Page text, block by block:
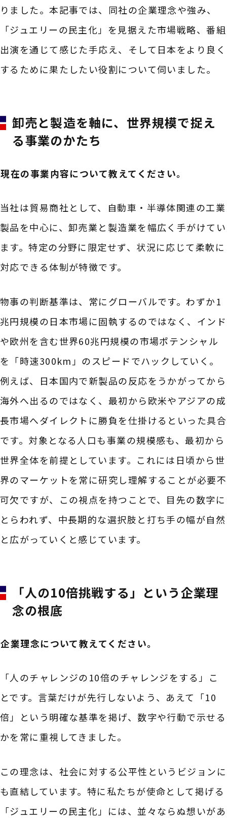
りました。本記事では、同社の企業理念や強み、
「ジュエリーの民主化」を見据えた市場戦略、番組
出演を通じて感じた手応え、そして日本をより良く
するために果たしたい役割について伺いました。
卸売と製造を軸に、世界規模で捉え
る事業のかたち
――現在の事業内容について教えてください。
当社は貿易商社として、自動車・半導体関連の工業
製品を中心に、卸売業と製造業を幅広く手がけてい
ます。特定の分野に限定せず、状況に応じて柔軟に
対応できる体制が特徴です。
物事の判断基準は、常にグローバルです。わずか1
兆円規模の日本市場に固執するのではなく、インド
や欧州を含む世界60兆円規模の市場ポテンシャル
を「時速300km」のスピードでハックしていく。
例えば、日本国内で新製品の反応をうかがってから
海外へ出るのではなく、最初から欧米やアジアの成
長市場へダイレクトに勝負を仕掛けるといった具合
です。対象となる人口も事業の規模感も、最初から
世界全体を前提としています。これには日頃から世
界のマーケットを常に研究し理解することが必要不
可欠ですが、この視点を持つことで、目先の数字に
とらわれず、中長期的な選択肢と打ち手の幅が自然
と広がっていくと感じています。
「人の10倍挑戦する」という企業理
念の根底
――企業理念について教えてください。
「人のチャレンジの10倍のチャレンジをする」こ
とです。言葉だけが先行しないよう、あえて「10
倍」という明確な基準を掲げ、数字や行動で示せる
かを常に重視してきました。
この理念は、社会に対する公平性というビジョンに
も直結しています。特に私たちが使命として掲げる
「ジュエリーの民主化」には、並々ならぬ想いがあ